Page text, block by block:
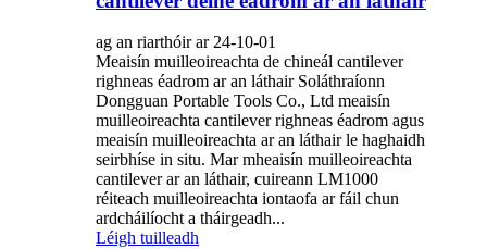
ag an riarthóir ar 24-10-01
Meaisín muilleoireachta de chineál cantilever
righneas éadrom ar an láthair Soláthraíonn
Dongguan Portable Tools Co., Ltd meaisín
muilleoireachta cantilever righneas éadrom agus
meaisín muilleoireachta ar an láthair le haghaidh
seirbhíse in situ. Mar mheaisín muilleoireachta
cantilever ar an láthair, cuireann LM1000
réiteach muilleoireachta iontaofa ar fáil chun
ardcháilíocht a tháirgeadh...
Léigh tuilleadh